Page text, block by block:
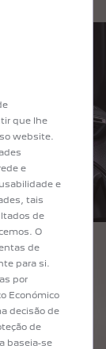
versão E-
que lhe
website.
e
e
tais
de
O
de
para si.
por
Económico
decisão de
de
baseia-se